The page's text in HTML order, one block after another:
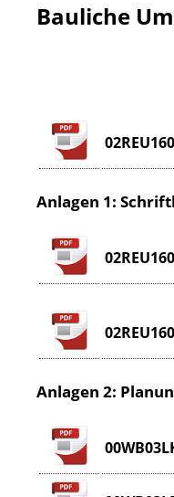
Bauliche
Anlagen 1:
Anlagen 2: